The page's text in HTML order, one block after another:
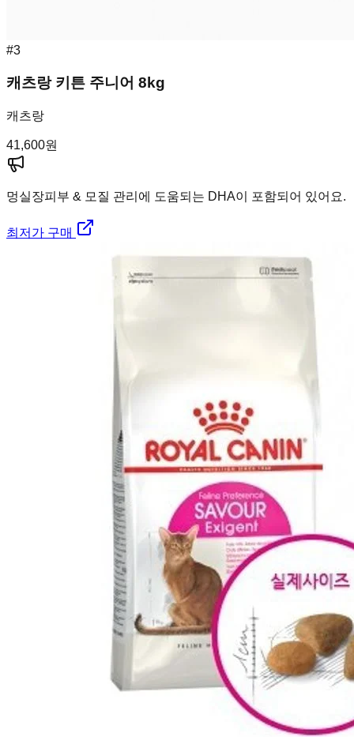
#3
캐츠랑 키튼 주니어 8kg
캐츠랑
41,600원
멍실장피부 & 모질 관리에 도움되는 DHA이 포함되어 있어요.
최저가 구매